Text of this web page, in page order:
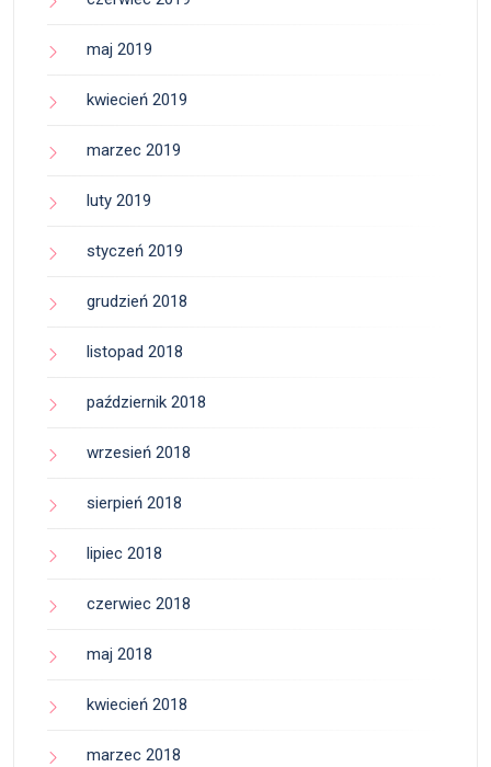
maj 2019
kwiecień 2019
marzec 2019
luty 2019
styczeń 2019
grudzień 2018
listopad 2018
październik 2018
wrzesień 2018
sierpień 2018
lipiec 2018
czerwiec 2018
maj 2018
kwiecień 2018
marzec 2018